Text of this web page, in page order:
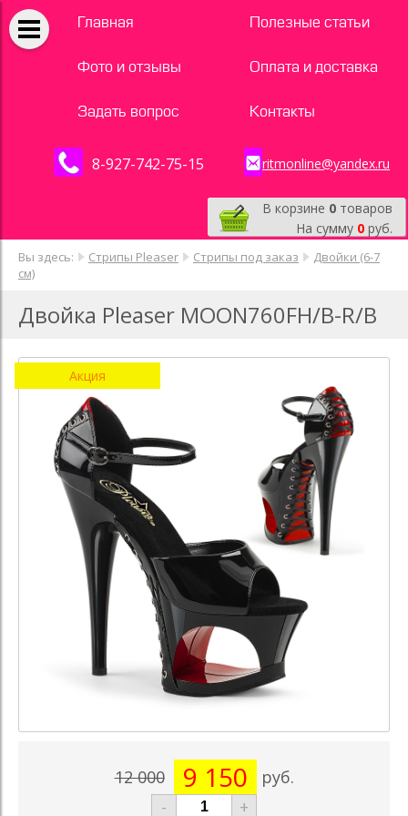
Главная Полезные статьи
Фото и отзывы Оплата и доставка
Задать вопрос Контакты
8-927-742-75-15 ritmonline@yandex.ru
В корзине 0 товаров
На сумму 0 руб.
Вы здесь: Стрипы Pleaser Стрипы под заказ
Двойки (6-7
см)
Двойка Pleaser MOON760FH/B-R/B
Акция
12 000 9 150
руб.
-
+